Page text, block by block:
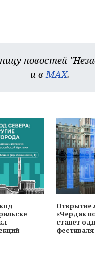
новостей
и вMAX.
Открытие
«Чердак
станет